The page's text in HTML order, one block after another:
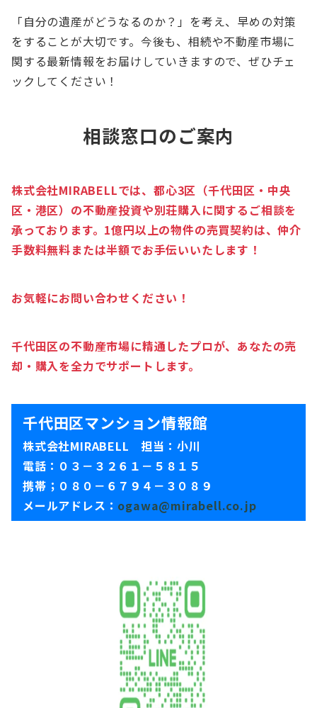
「自分の遺産がどうなるのか？」を考え、早めの対策
をすることが大切です。今後も、相続や不動産市場に
関する最新情報をお届けしていきますので、ぜひチェ
ックしてください！
相談窓口のご案内
株式会社MIRABELLでは、都心3区（千代田区・中央
区・港区）の不動産投資や別荘購入に関するご相談を
承っております。1億円以上の物件の売買契約は、仲介
手数料無料または半額でお手伝いいたします！
お気軽にお問い合わせください！
千代田区の不動産市場に精通したプロが、あなたの売
却・購入を全力でサポートします。
千代田区マンション情報館
株式会社MIRABELL 担当：小川
電話：０３－３２６１－５８１５
携帯；０８０－６７９４－３０８９
メールアドレス： ogawa@mirabell.co.jp